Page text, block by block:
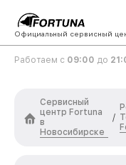
Официальный сервисный
Работаем с 09:00 до
Сервисный
центр Fortuna
в
Новосибирске
/